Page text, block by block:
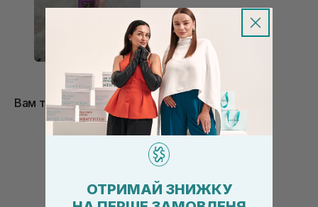
Вам також сподобається
ОТРИМАЙ ЗНИЖКУ